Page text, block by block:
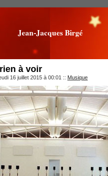
Jean-Jacques Birgé
à voir
16 juillet 2015 à 00:01 :: Musique